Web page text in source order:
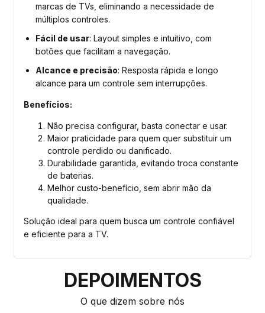
marcas de TVs, eliminando a necessidade de
múltiplos controles.
Fácil de usar: Layout simples e intuitivo, com
botões que facilitam a navegação.
Alcance e precisão: Resposta rápida e longo
alcance para um controle sem interrupções.
Benefícios:
Não precisa configurar, basta conectar e usar.
Maior praticidade para quem quer substituir um
controle perdido ou danificado.
Durabilidade garantida, evitando troca constante
de baterias.
Melhor custo-benefício, sem abrir mão da
qualidade.
Solução ideal para quem busca um controle confiável
e eficiente para a TV.
DEPOIMENTOS
O que dizem sobre nós